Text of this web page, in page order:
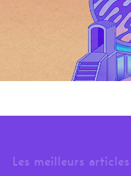
Les meilleurs